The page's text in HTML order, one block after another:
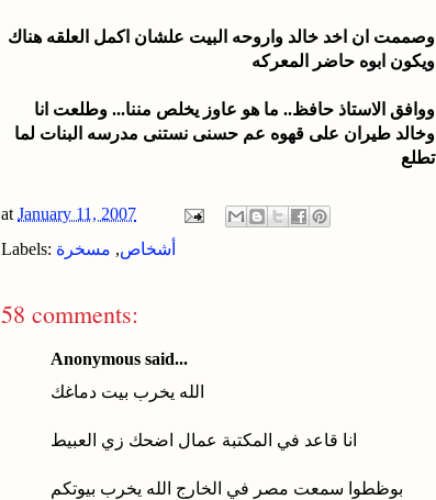
وصممت ان اخد خالد واروحه البيت علشان اكمل العلقه هناك
ويكون ابوه حاضر المعركه
ووافق الاستاذ حافظ.. ما هو عاوز يخلص مننا... وطلعت انا
وخالد طيران على قهوه عم حسنى نستنى مدرسه البنات لما
تطلع
at January 11, 2007
Labels:
أشخاص, مسخرة
58 comments:
Anonymous said...
الله يخرب بيت دماغك
انا قاعد في المكتبة عمال اضحك زي العبيط
بوظطوا سمعت مصر في الخارج الله يخرب بيوتكم